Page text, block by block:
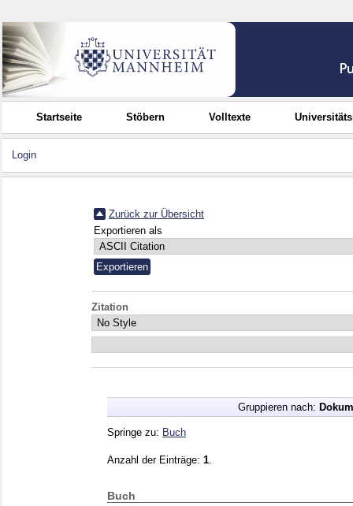
Startseite Stöbern Volltexte
Login
Zurück zur Übersicht
Exportieren als
Zitation
Gruppieren nach:
Springe zu: Buch
Anzahl der Einträge: 1
Buch